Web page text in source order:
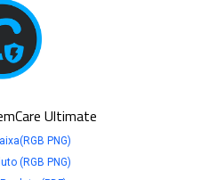
Ultimate
PNG)
(RGB PNG)